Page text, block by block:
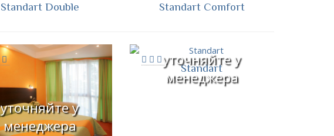
Standart Double Standart Comfort
уточняйте у
менеджера
уточняйте у
менеджера
Standart